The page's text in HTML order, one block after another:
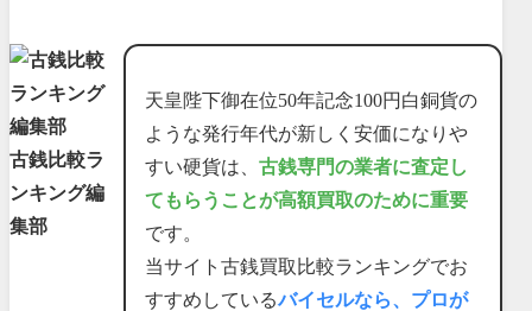
古銭比較ラ
ンキング編
集部
天皇陛下御在位50年記念100円白銅貨の
ような発行年代が新しく安価になりや
すい硬貨は、 古銭専門の業者に査定し
てもらうことが高額買取のために重要
です。
当サイト古銭買取比較ランキングでお
すすめしているバイセルなら、プロが